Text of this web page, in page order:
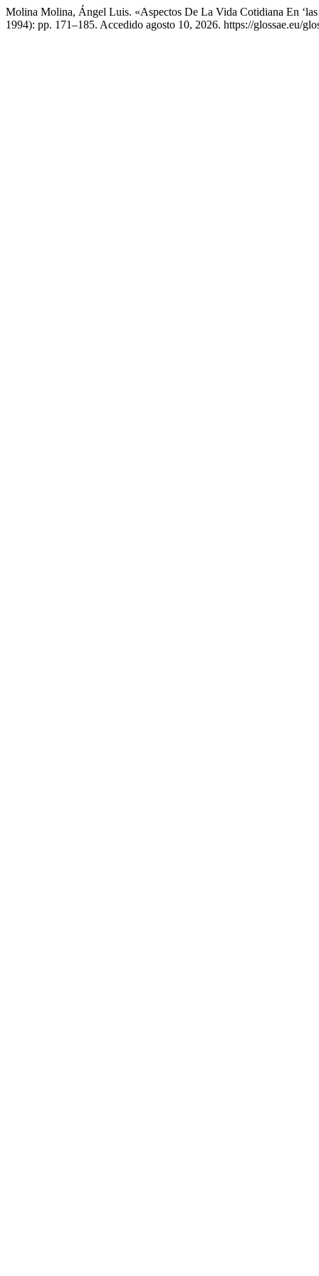
Molina Molina, Ángel Luis. «Aspectos De La Vida Cotidiana En ‘las
1994): pp. 171–185. Accedido agosto 10, 2026. https://glossae.eu/